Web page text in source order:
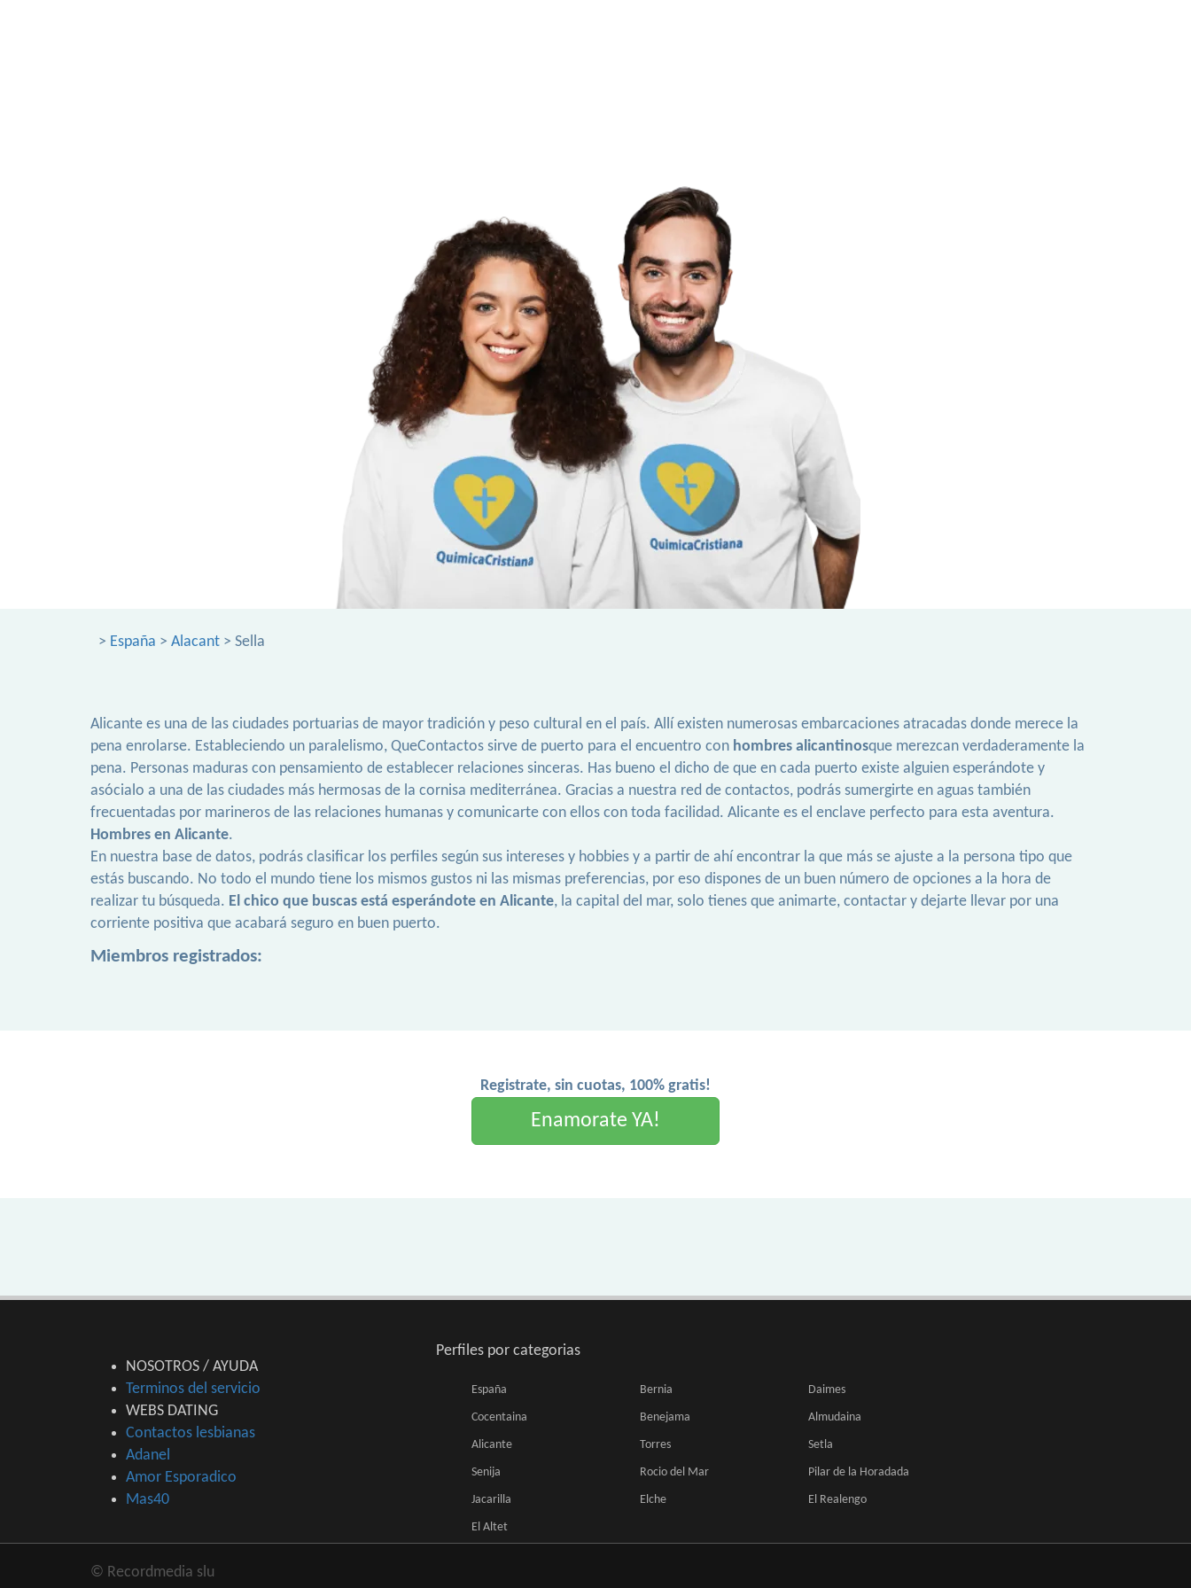
> España > Alacant > Sella
Alicante es una de las ciudades portuarias de mayor tradición y peso cultural en el país. Allí existen numerosas embarcaciones atracadas donde merece la
pena enrolarse. Estableciendo un paralelismo, QueContactos sirve de puerto para el encuentro con hombres alicantinosque merezcan verdaderamente la
pena. Personas maduras con pensamiento de establecer relaciones sinceras. Has bueno el dicho de que en cada puerto existe alguien esperándote y
asócialo a una de las ciudades más hermosas de la cornisa mediterránea. Gracias a nuestra red de contactos, podrás sumergirte en aguas también
frecuentadas por marineros de las relaciones humanas y comunicarte con ellos con toda facilidad. Alicante es el enclave perfecto para esta aventura.
Hombres en Alicante.
En nuestra base de datos, podrás clasificar los perfiles según sus intereses y hobbies y a partir de ahí encontrar la que más se ajuste a la persona tipo que
estás buscando. No todo el mundo tiene los mismos gustos ni las mismas preferencias, por eso dispones de un buen número de opciones a la hora de
realizar tu búsqueda. El chico que buscas está esperándote en Alicante, la capital del mar, solo tienes que animarte, contactar y dejarte llevar por una
corriente positiva que acabará seguro en buen puerto.
Miembros registrados:
Registrate, sin cuotas, 100% gratis!
Enamorate YA!
NOSOTROS / AYUDA
Terminos del servicio
WEBS DATING
Contactos lesbianas
Adanel
Amor Esporadico
Mas40
Perfiles por categorias
España Bernia Daimes
Cocentaina Benejama Almudaina
Alicante Torres Setla
Senija Rocio del Mar Pilar de la Horadada
Jacarilla Elche El Realengo
El Altet
© Recordmedia slu